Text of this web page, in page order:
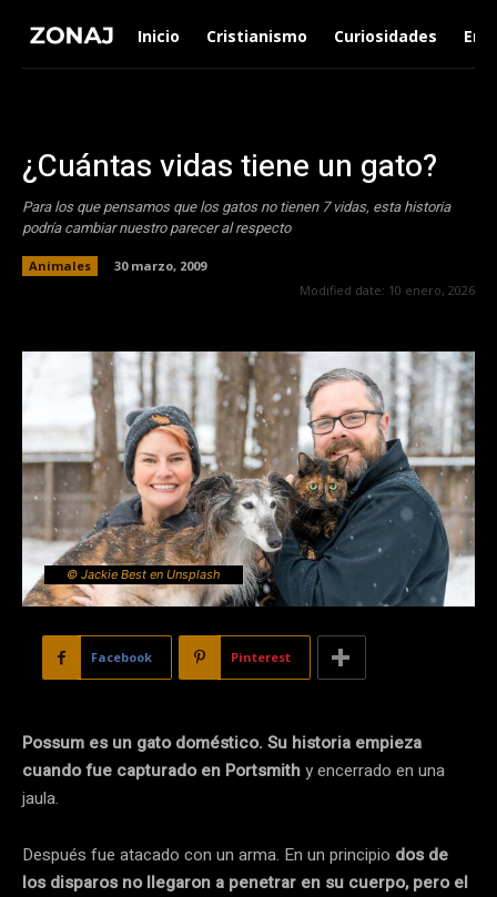
Inicio Cristianismo Curiosidades
¿Cuántas vidas tiene un gato?
Para los que pensamos que los gatos no tienen 7 vidas, esta historia
podría cambiar nuestro parecer al respecto
Animales
30 marzo, 2009
Modified date: 10 enero, 2026
© Jackie Best en Unsplash
Facebook Pinterest
Possum es un gato doméstico. Su historia empieza
cuando fue capturado en Portsmithy encerrado en una
jaula.
Después fue atacado con un arma. En un principio dos de
los disparos no llegaron a penetrar en su cuerpo, pero el